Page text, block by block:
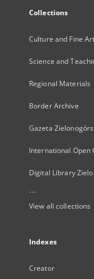
Collections
Culture and Fine
Science and
Regional Materials
Border Archive
Gazeta
International Open
Digital Library
...
View all collections
Indexes
Creator